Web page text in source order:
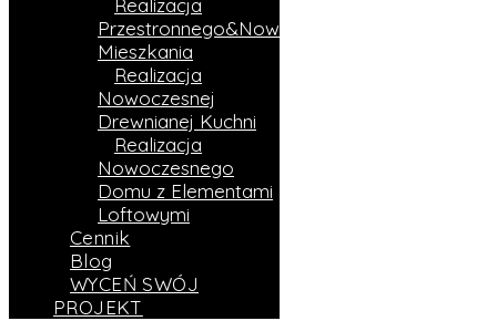
Realizacja
Przestronnego&Nowoczesnego
Mieszkania
Realizacja
Nowoczesnej
Drewnianej Kuchni
Realizacja
Nowoczesnego
Domu z Elementami
Loftowymi
Cennik
Blog
WYCEŃ SWÓJ
PROJEKT